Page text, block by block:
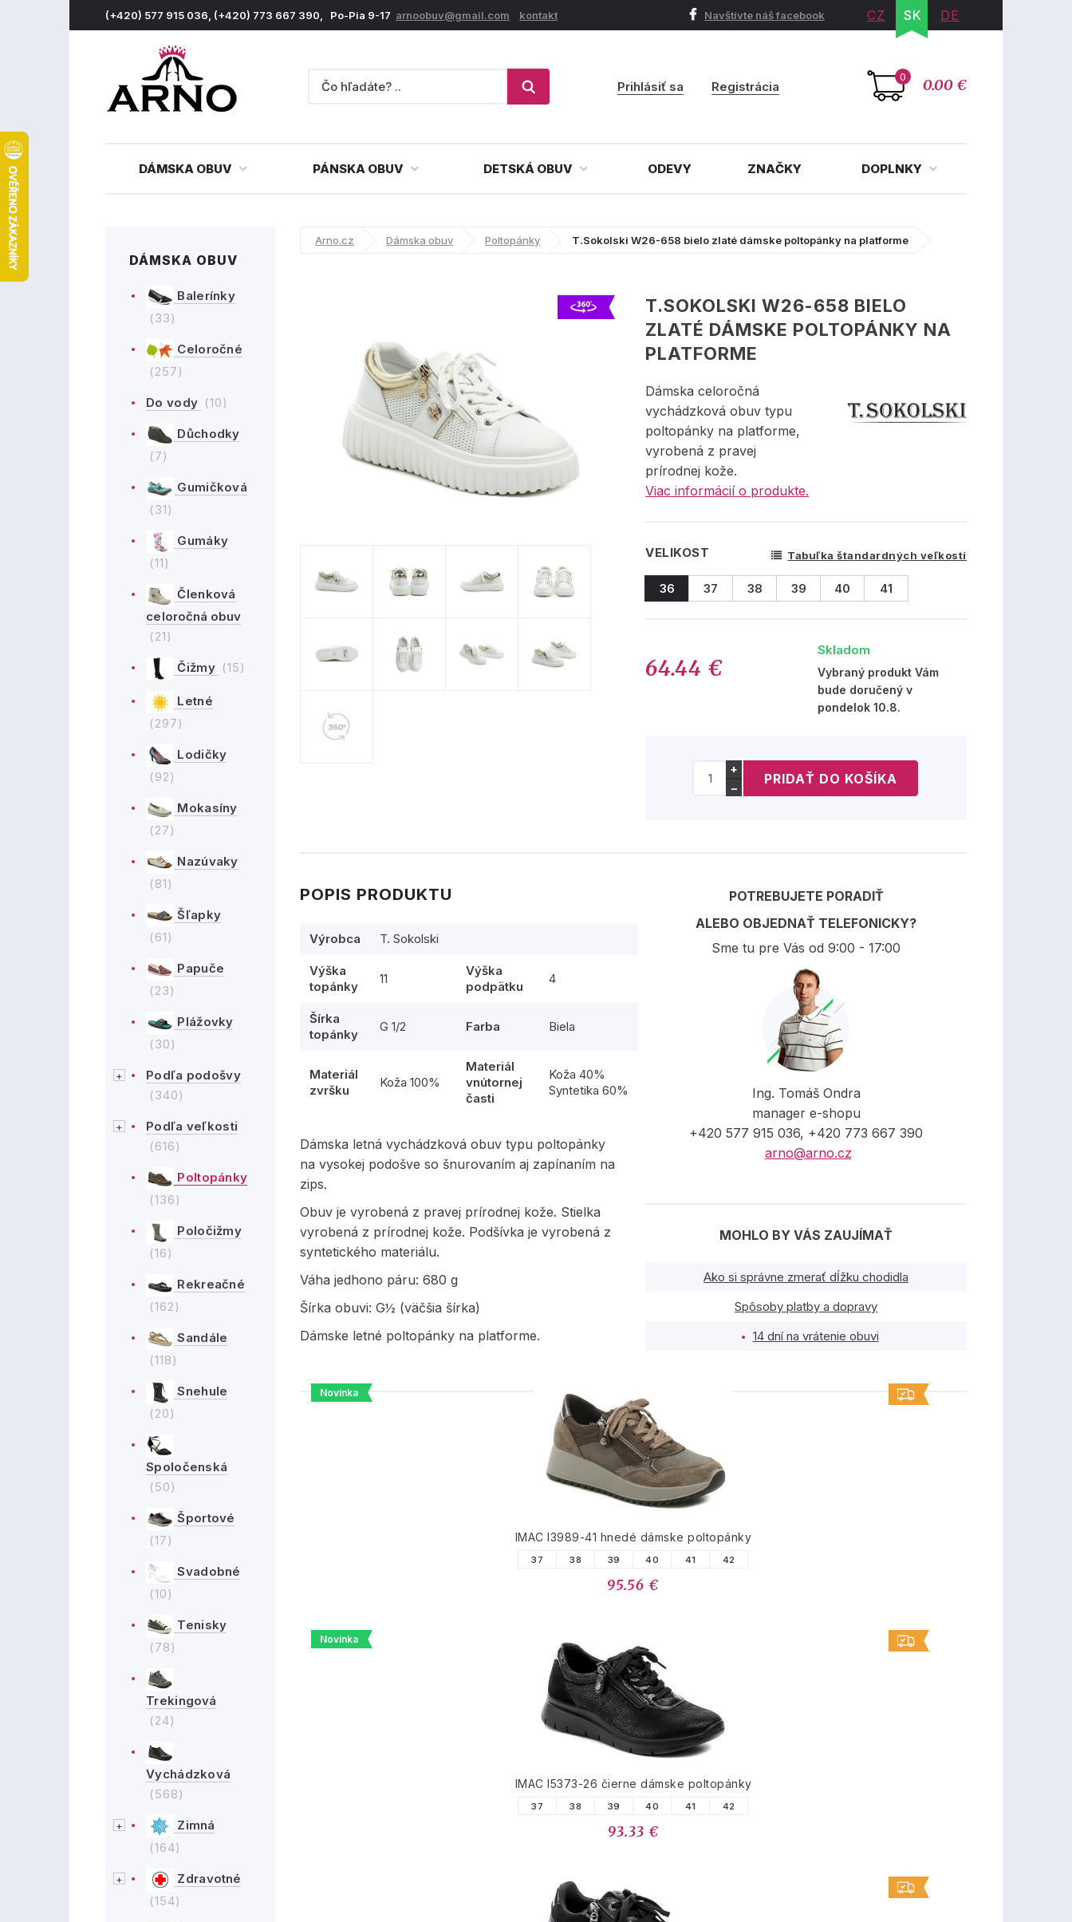
(+420) 577 915 036, (+420) 773 667 390, Po-Pia 9-17 arnoobuv@gmail.com kontakt Navštívte náš facebook CZ SK DE
0 0.00 €
Prihlásiť sa Registrácia
DÁMSKA OBUV PÁNSKA OBUV DETSKÁ OBUV ODEVY ZNAČKY DOPLNKY
DÁMSKA OBUV
Balerínky
(33)
Celoročné
(257)
Do vody (10)
Důchodky
(7)
Gumičková
(31)
Gumáky
(11)
Členková
celoročná obuv
(21)
Čižmy (15)
Letné
(297)
Lodičky
(92)
Mokasíny
(27)
Nazúvaky
(81)
Šľapky
(61)
Papuče
(23)
Plážovky
(30)
Podľa podošvy
(340)
Podľa veľkosti
(616)
Poltopánky
(136)
Poločižmy
(16)
Rekreačné
(162)
Sandále
(118)
Snehule
(20)
Spoločenská
(50)
Športové
(17)
Svadobné
(10)
Tenisky
(78)
Trekingová
(24)
Vychádzková
(568)
Zimná
(164)
Zdravotné
(154)
Arno.cz Dámska obuv Poltopánky T.Sokolski W26-658 bielo zlaté dámske poltopánky na platforme
T.SOKOLSKI W26-658 BIELO
ZLATÉ DÁMSKE POLTOPÁNKY NA
PLATFORME
Dámska celoročná
vychádzková obuv typu
poltopánky na platforme,
vyrobená z pravej
prírodnej kože.
Viac informácií o produkte.
VELIKOST Tabuľka štandardných veľkostí
36 37 38 39 40 41
64.44 €
Skladom
Vybraný produkt Vám
bude doručený v
pondelok 10.8.
+
−
POPIS PRODUKTU
Výrobca T. Sokolski
Výška
topánky
11
Výška
podpätku
4
Šírka
topánky
G 1/2 Farba Biela
Materiál
zvršku
Koža 100%
Materiál
vnútornej
časti
Koža 40%
Syntetika 60%
Dámska letná vychádzková obuv typu poltopánky
na vysokej podošve so šnurovaním aj zapínaním na
zips.
Obuv je vyrobená z pravej prírodnej kože. Stielka
vyrobená z prírodnej kože. Podšívka je vyrobená z
syntetického materiálu.
Váha jedhono páru: 680 g
Šírka obuvi: G½ (väčšia šírka)
Dámske letné poltopánky na platforme.
POTREBUJETE PORADIŤ
ALEBO OBJEDNAŤ TELEFONICKY?
Sme tu pre Vás od 9:00 - 17:00
Ing. Tomáš Ondra
manager e-shopu
+420 577 915 036, +420 773 667 390
arno@arno.cz
MOHLO BY VÁS ZAUJÍMAŤ
Ako si správne zmerať dĺžku chodidla
Spôsoby platby a dopravy
14 dní na vrátenie obuvi
PODOBNÉ PRODUKTY
Novinka
IMAC I3989-41 hnedé dámske poltopánky
37 38 39 40 41 42
95.56 €
Novinka
IMAC I5373-26 čierne dámske poltopánky
37 38 39 40 41 42
93.33 €